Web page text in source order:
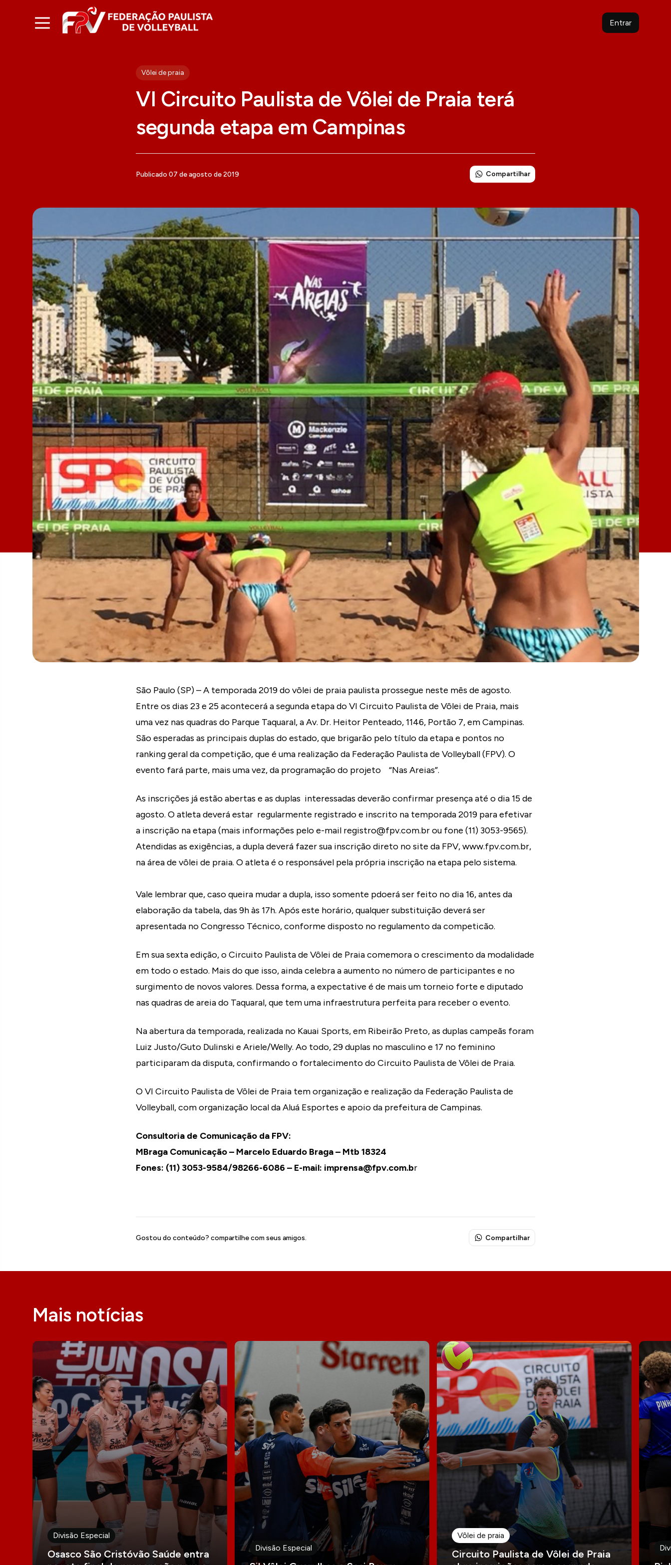
Entrar
Vôlei de praia
VI Circuito Paulista de Vôlei de Praia terá
segunda etapa em Campinas
Publicado 07 de agosto de 2019 Compartilhar
São Paulo (SP) – A temporada 2019 do vôlei de praia paulista prossegue neste mês de agosto.
Entre os dias 23 e 25 acontecerá a segunda etapa do VI Circuito Paulista de Vôlei de Praia, mais
uma vez nas quadras do Parque Taquaral, a Av. Dr. Heitor Penteado, 1146, Portão 7, em Campinas.
São esperadas as principais duplas do estado, que brigarão pelo título da etapa e pontos no
ranking geral da competição, que é uma realização da Federação Paulista de Volleyball (FPV). O
evento fará parte, mais uma vez, da programação do projeto “Nas Areias”.
As inscrições já estão abertas e as duplas interessadas deverão confirmar presença até o dia 15 de
agosto. O atleta deverá estar regularmente registrado e inscrito na temporada 2019 para efetivar
a inscrição na etapa (mais informações pelo e-mail registro@fpv.com.br ou fone (11) 3053-9565).
Atendidas as exigências, a dupla deverá fazer sua inscrição direto no site da FPV, www.fpv.com.br,
na área de vôlei de praia. O atleta é o responsável pela própria inscrição na etapa pelo sistema.
Vale lembrar que, caso queira mudar a dupla, isso somente pdoerá ser feito no dia 16, antes da
elaboração da tabela, das 9h às 17h. Após este horário, qualquer substituição deverá ser
apresentada no Congresso Técnico, conforme disposto no regulamento da competicão.
Em sua sexta edição, o Circuito Paulista de Vôlei de Praia comemora o crescimento da modalidade
em todo o estado. Mais do que isso, ainda celebra a aumento no número de participantes e no
surgimento de novos valores. Dessa forma, a expectative é de mais um torneio forte e diputado
nas quadras de areia do Taquaral, que tem uma infraestrutura perfeita para receber o evento.
Na abertura da temporada, realizada no Kauai Sports, em Ribeirão Preto, as duplas campeãs foram
Luiz Justo/Guto Dulinski e Ariele/Welly. Ao todo, 29 duplas no masculino e 17 no feminino
participaram da disputa, confirmando o fortalecimento do Circuito Paulista de Vôlei de Praia.
O VI Circuito Paulista de Vôlei de Praia tem organização e realização da Federação Paulista de
Volleyball, com organização local da Aluá Esportes e apoio da prefeitura de Campinas.
Consultoria de Comunicação da FPV:
MBraga Comunicação – Marcelo Eduardo Braga – Mtb 18324
Fones: (11) 3053-9584/98266-6086 – E-mail: imprensa@fpv.com.br
Gostou do conteúdo? compartilhe com seus amigos. Compartilhar
Mais notícias
Divisão Especial
Osasco São Cristóvão Saúde entra
Divisão Especial
Vôlei de praia
Circuito Paulista de Vôlei de Praia